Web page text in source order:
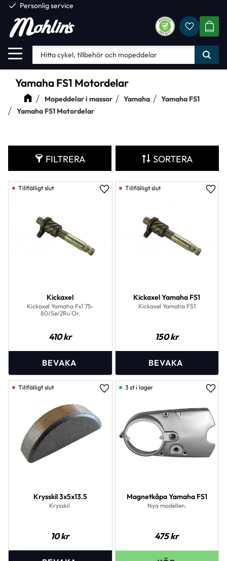
Meny
check Personlig service
Yamaha FS1 Motordelar
Mopeddelar i massor Yamaha
Yamaha FS1
Yamaha FS1 Motordelar
FILTRERA SORTERA
Kickaxel
Kickaxel Yamaha Fs1 75-
80/Se/2Ru Or.
410kr
Lägg till i favoriter
Kickaxel Yamaha FS1
Kickaxel Yamaha FS1
150kr
Krysskil 3x5x13.5
Krysskil
10kr
Lägg till i favoriter
Magnetkåpa Yamaha FS1
Nya modellen.
475kr
3 st i lager